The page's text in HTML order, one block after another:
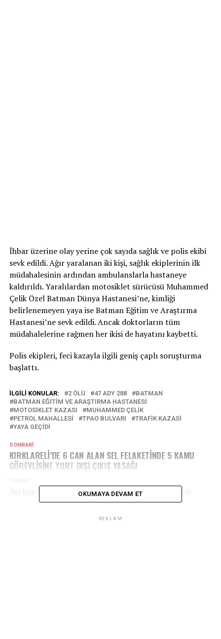
İhbar üzerine olay yerine çok sayıda sağlık ve polis ekibi
sevk edildi. Ağır yaralanan iki kişi, sağlık ekiplerinin ilk
müdahalesinin ardından ambulanslarla hastaneye
kaldırıldı. Yaralılardan motosiklet sürücüsü Muhammed
Çelik Özel Batman Dünya Hastanesi’ne, kimliği
belirlenemeyen yaya ise Batman Eğitim ve Araştırma
Hastanesi’ne sevk edildi. Ancak doktorların tüm
müdahalelerine rağmen her ikisi de hayatını kaybetti.
Polis ekipleri, feci kazayla ilgili geniş çaplı soruşturma
başlattı.
İLGILI KONULAR: 2 ÖLÜ 47 ADY 288
BATMAN
BATMAN EĞITIM VE ARAŞTIRMA HASTANESI
MOTOSIKLET KAZASI
MUHAMMED ÇELIK
PETROL MAHALLESI
TPAO BULVARI
TRAFİK KAZASİ
YAYA GEÇIDI
SONRAKI
KIRKLARELİ’DE 6 CAN ALAN SEL FELAKETİNDE 5 KAMU
GÖREVLİSİNE YURT DIŞI ÇIKIŞ YASAĞI
Hortum Köyleri Vurdu: Çatılar Uçtu, 5 Kişi Yaralandı
OKUMAYA DEVAM ET
REKLAM